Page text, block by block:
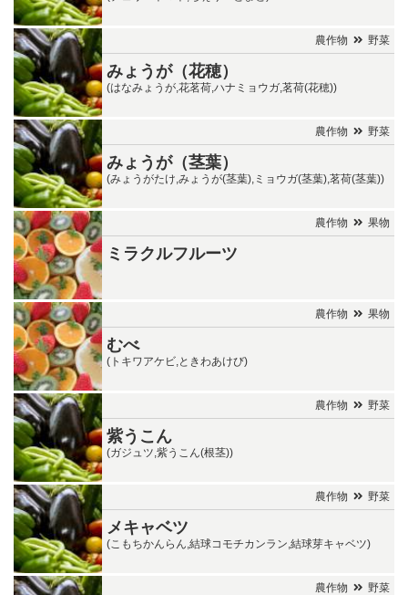
農作物 野菜
みょうが（花穂）
(はなみょうが,花茗荷,ハナミョウガ,茗荷(花穂))
農作物 野菜
みょうが（茎葉）
(みょうがたけ,みょうが(茎葉),ミョウガ(茎葉),茗荷(茎葉))
農作物 果物
ミラクルフルーツ
農作物 果物
むべ
(トキワアケビ,ときわあけび)
農作物 野菜
紫うこん
(ガジュツ,紫うこん(根茎))
農作物 野菜
メキャベツ
(こもちかんらん,結球コモチカンラン,結球芽キャベツ)
農作物 野菜